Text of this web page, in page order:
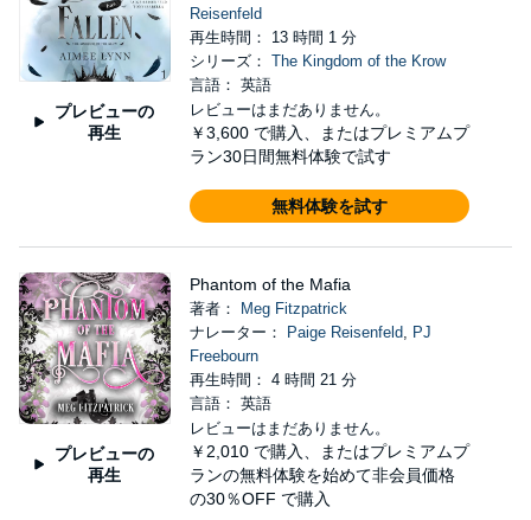
プレビューの
再生
Reisenfeld
再生時間： 13 時間 1 分
シリーズ： The Kingdom of the Krow
言語： 英語
レビューはまだありません。
￥3,600 で購入、またはプレミアムプ
ラン30日間無料体験で試す
無料体験を試す
プレビューの
再生
Phantom of the Mafia
著者：
Meg Fitzpatrick
ナレーター：
Paige Reisenfeld, PJ
Freebourn
再生時間： 4 時間 21 分
言語： 英語
レビューはまだありません。
￥2,010 で購入、またはプレミアムプ
ランの無料体験を始めて非会員価格
の30％OFF で購入